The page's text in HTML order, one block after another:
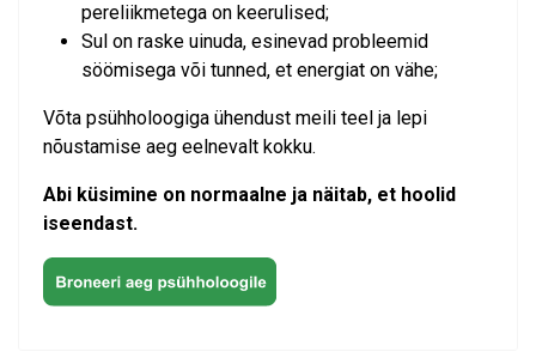
pereliikmetega on keerulised;
Sul on raske uinuda, esinevad probleemid
söömisega või tunned, et energiat on vähe;
Võta psühholoogiga ühendust meili teel ja lepi
nõustamise aeg eelnevalt kokku.
Abi küsimine on normaalne ja näitab, et hoolid
iseendast.